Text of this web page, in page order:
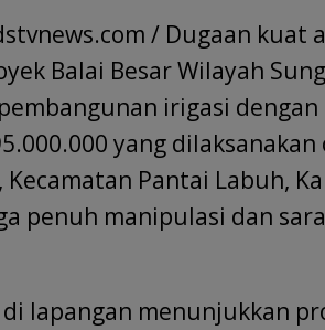
ai
l
e
gr
a
m
re
a
d
s
itt
er
/ Dugaan kuat
Balai Besar Wilayah
irigasi
yang dilaksanakan
Kecamatan Pantai Labuh,
penuh manipulasi dan
lapangan menunjukkan